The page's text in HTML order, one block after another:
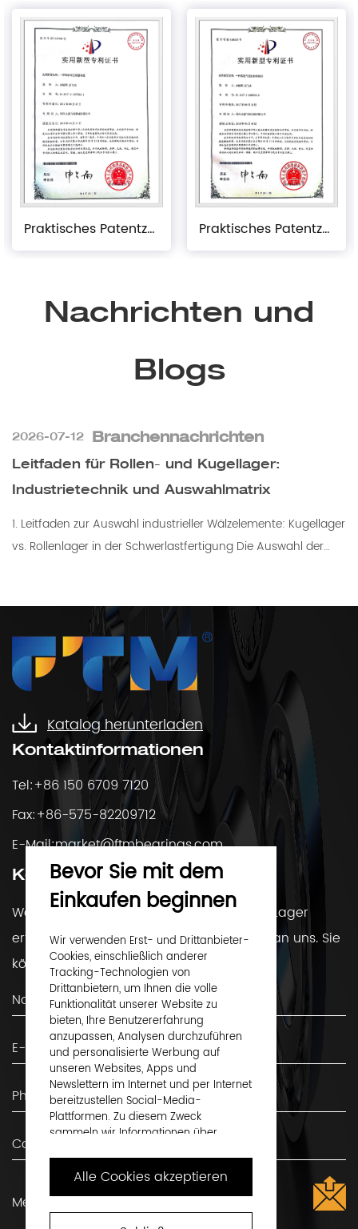
Praktisches Patentzertifikat Praktisches Patentzertifikat
Nachrichten und
Blogs
2026-07-12 Branchennachrichten
Leitfaden für Rollen- und Kugellager:
Industrietechnik und Auswahlmatrix
1. Leitfaden zur Auswahl industrieller Wälzelemente: Kugellager
vs. Rollenlager in der Schwerlastfertigung Die Auswahl der
Katalog herunterladen
Kontaktinformationen
Tel:+86 150 6709 7120
Fax:+86-575-82209712
E-Mail:market@ftmbearings.com
Kontaktiere uns
Wenn Sie Fragen haben oder mehr über Lager
erfahren möchten, wenden Sie sich bitte an uns. Sie
können uns gerne kontaktieren!
Bevor Sie mit dem
Einkaufen beginnen
Wir verwenden Erst- und Drittanbieter-
Cookies, einschließlich anderer
Tracking-Technologien von
Drittanbietern, um Ihnen die volle
Funktionalität unserer Website zu
bieten, Ihre Benutzererfahrung
anzupassen, Analysen durchzuführen
und personalisierte Werbung auf
unseren Websites, Apps und
Newslettern im Internet und per Internet
bereitzustellen Social-Media-
Plattformen. Zu diesem Zweck
sammeln wir Informationen über
Indem Sie auf „Alle Cookies akzeptieren“
klicken, akzeptieren Sie dies und
stimmen zu, dass wir diese
Informationen an Dritte weitergeben,
Alle Cookies akzeptieren